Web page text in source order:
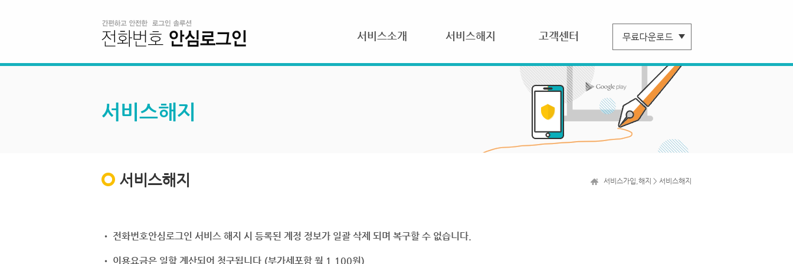
서비스소개 서비스해지 고객센터
서비스해지
서비스해지 서비스가입,해지 > 서비스해지
• 전화번호안심로그인 서비스 해지 시 등록된 계정 정보가 일괄 삭제 되며 복구할 수 없습니다.
• 이용요금은 일할 계산되어 청구됩니다.(부가세포함 월 1,100원)